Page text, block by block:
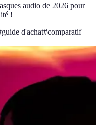
audio de 2026 pour
!
guide d'achat#comparatif